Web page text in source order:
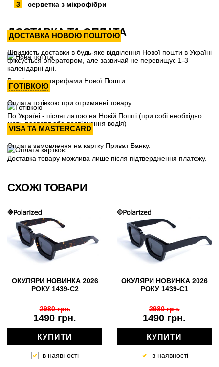
серветка з мікрофібри
ДОСТАВКА ТА ОПЛАТА
ДОСТАВКА НОВОЮ ПОШТОЮ
Швидкість доставки в будь-яке відділення Нової пошти в Україні
фіксується оператором, але зазвичай не перевищує 1-3
календарні дні.
Вартість - за тарифами Нової Пошти.
ГОТІВКОЮ
Оплата готівкою при отриманні товару
По Україні - післяплатою на Новій Пошті (при собі необхідно
мати паспорт або посвідчення водія)
VISA ТА MASTERCARD
Оплата замовлення на картку Приват Банку.
Доставка товару можлива лише після підтвердження платежу.
СХОЖІ ТОВАРИ
ОКУЛЯРИ НОВИНКА 2026
РОКУ 1439-C2
1490 грн.
2980 грн.
КУПИТИ
в наявності
ОКУЛЯРИ НОВИНКА 2026
РОКУ 1439-C1
1490 грн.
2980 грн.
КУПИТИ
в наявності